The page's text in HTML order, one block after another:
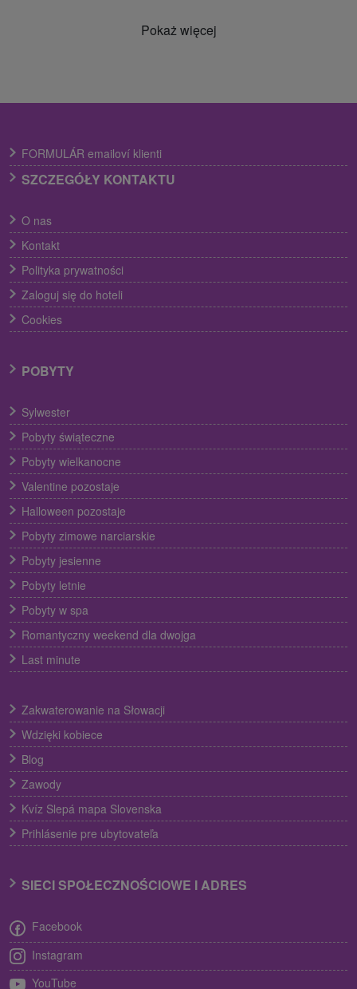
Pokaż więcej
FORMULÁR emailoví klienti
SZCZEGÓŁY KONTAKTU
O nas
Kontakt
Polityka prywatności
Zaloguj się do hoteli
Cookies
POBYTY
Sylwester
Pobyty świąteczne
Pobyty wielkanocne
Valentine pozostaje
Halloween pozostaje
Pobyty zimowe narciarskie
Pobyty jesienne
Pobyty letnie
Pobyty w spa
Romantyczny weekend dla dwojga
Last minute
Zakwaterowanie na Słowacji
Wdzięki kobiece
Blog
Zawody
Kvíz Slepá mapa Slovenska
Prihlásenie pre ubytovateľa
SIECI SPOŁECZNOŚCIOWE I ADRES
Facebook
Instagram
YouTube